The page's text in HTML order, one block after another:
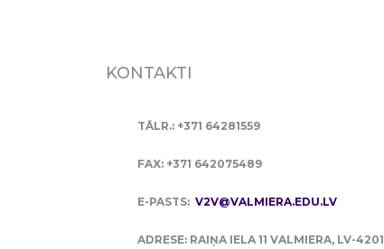
KONTAKTI
TĀLR.: +371 64281559
FAX: +371 642075489
E-PASTS: V2V@VALMIERA.EDU.LV
ADRESE: RAIŅA IELA 11 VALMIERA, LV-4201